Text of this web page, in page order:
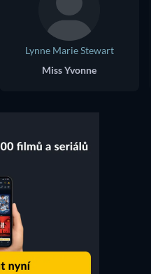
Lynne Marie Stewart
Miss Yvonne